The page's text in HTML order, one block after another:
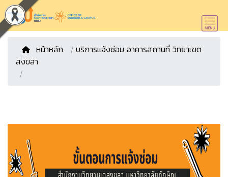
หน้าหลัก / บริการแจ้งซ่อม อาคารสถานที่ วิทยาเขต
สงขลา